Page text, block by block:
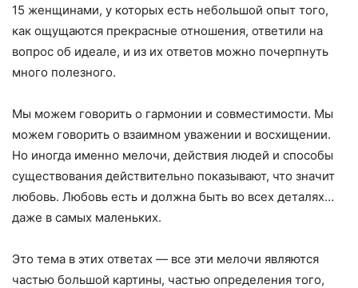
15 женщинами, у которых есть небольшой опыт того,
как ощущаются прекрасные отношения, ответили на
вопрос об идеале, и из их ответов можно почерпнуть
много полезного.
Мы можем говорить о гармонии и совместимости. Мы
можем говорить о взаимном уважении и восхищении.
Но иногда именно мелочи, действия людей и способы
существования действительно показывают, что значит
любовь. Любовь есть и должна быть во всех деталях…
даже в самых маленьких.
Это тема в этих ответах — все эти мелочи являются
частью большой картины, частью определения того,